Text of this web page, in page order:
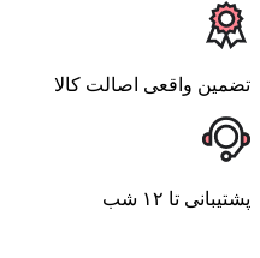
تضمین واقعی اصالت کالا
پشتیبانی تا ۱۲ شب